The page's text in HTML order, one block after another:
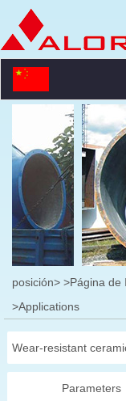
posición> >Página de
>Applications
Wear-resistant
Parameters